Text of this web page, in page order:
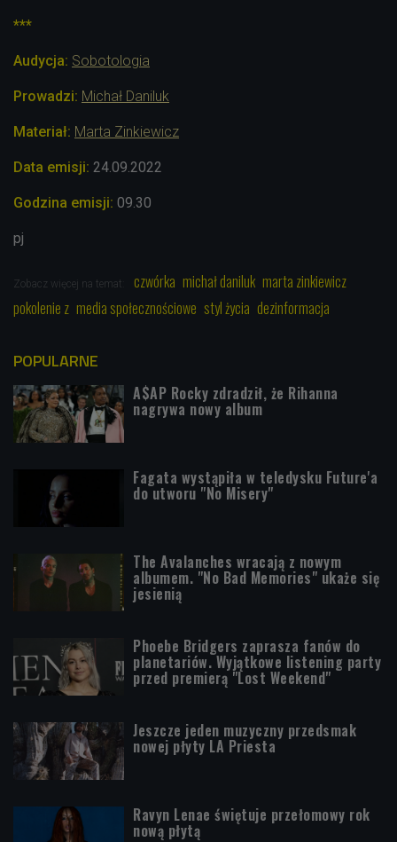
***
Audycja: Sobotologia
Prowadzi: Michał Daniluk
Materiał: Marta Zinkiewicz
Data emisji: 24.09.2022
Godzina emisji: 09.30
pj
Zobacz więcej na temat: czwórka michał daniluk marta zinkiewicz
pokolenie z media społecznościowe styl życia dezinformacja
POPULARNE
A$AP Rocky zdradził, że Rihanna
nagrywa nowy album
Fagata wystąpiła w teledysku Future'a
do utworu "No Misery"
The Avalanches wracają z nowym
albumem. "No Bad Memories" ukaże się
jesienią
Phoebe Bridgers zaprasza fanów do
planetariów. Wyjątkowe listening party
przed premierą "Lost Weekend"
Jeszcze jeden muzyczny przedsmak
nowej płyty LA Priesta
Ravyn Lenae świętuje przełomowy rok
nową płytą